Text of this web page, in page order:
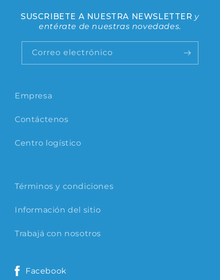
Empresa
Contáctenos
Centro logístico
Términos y condiciones
Información del sitio
Trabajá con nosotros
Facebook
SUSCRIBETE A NUESTRA NEWSLETTER y
entérate de nuestras novedades.
Correo electrónico